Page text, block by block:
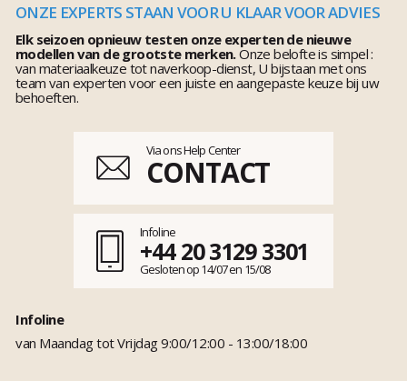
ONZE EXPERTS STAAN VOOR U KLAAR VOOR ADVIES
Elk seizoen opnieuw testen onze experten de nieuwe
modellen van de grootste merken.Onze belofte is simpel :
van materiaalkeuze tot naverkoop-dienst, U bijstaan met ons
team van experten voor een juiste en aangepaste keuze bij uw
behoeften.
Via ons Help Center
CONTACT
Infoline
+44 20 3129 3301
Gesloten op 14/07 en 15/08
Infoline
van Maandag tot Vrijdag 9:00/12:00 - 13:00/18:00